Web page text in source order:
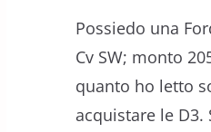
Possiedo una
Cv SW; monto
quanto ho letto
acquistare le